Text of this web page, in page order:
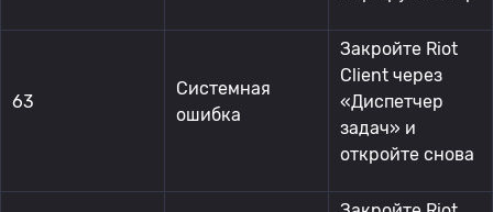
63
Системная
ошибка
Закройте Riot
Client через
«Диспетчер
задач» и
откройте снова